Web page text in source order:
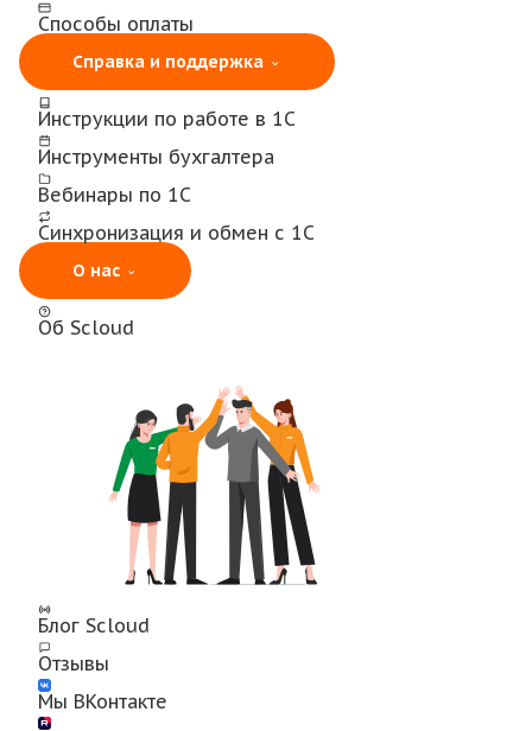
Способы оплаты
Справка и поддержка
Инструкции по работе в 1С
Инструменты бухгалтера
Вебинары по 1С
Синхронизация и обмен с 1С
О нас
Об Scloud
Блог Scloud
Отзывы
Мы ВКонтакте